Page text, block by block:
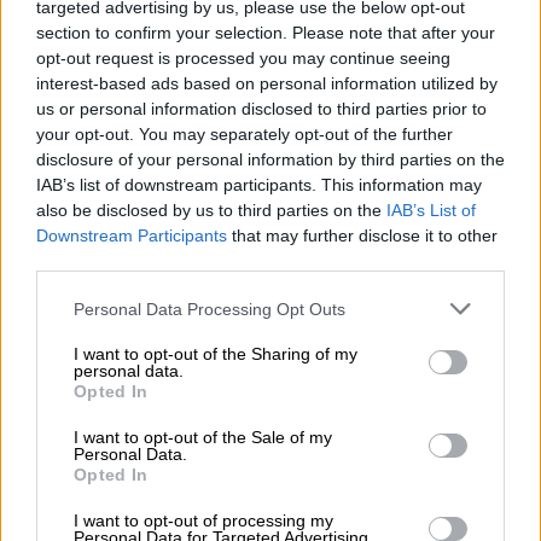
targeted advertising by us, please use the below opt-out
section to confirm your selection. Please note that after your
opt-out request is processed you may continue seeing
interest-based ads based on personal information utilized by
us or personal information disclosed to third parties prior to
your opt-out. You may separately opt-out of the further
disclosure of your personal information by third parties on the
IAB’s list of downstream participants. This information may
also be disclosed by us to third parties on the IAB’s List of
Downstream Participants that may further disclose it to other
Please note that this website/app uses one or more Google
not limited to your visit or usage behaviour. You may click to
grant or deny consent to Google and its third-party tags to
use your data for below specified purposes in below Google
consent section.
Personal Data Processing Opt Outs
I want to opt-out of the Sharing of my
personal data.
Opted In
I want to opt-out of the Sale of my
Personal Data.
Opted In
I want to opt-out of processing my
κατ’ εξακολούθηση καιπαράβαση του νόμου
περί οπλών. Επιπλέον ο 15χρονος και ο
16χρονος κατηγορούνται γιααπείθεια.
Η δομής της συμμορίας και η δράση
της
Ειδικότερα, σύμφωνα με την ΕΛΑΣ από την
προανακριτική έρευνα προέκυψε ότι οι
ανωτέρω κατηγορούμενοι, είχαν συστήσει
και ενταχθεί σεεγκληματικήομάδα
(συμμορία) με
διαρκή δράση και
ρόλους. Είχαν συγκεκριμένη ονομασίακαι
συγκεκριμένη δομή, στην κορυφή της οποίας,
αρχηγικό στέλεχοςκαι οργανωτής
επιθέσεων, ήταν ο 17χρονος συλληφθείς.